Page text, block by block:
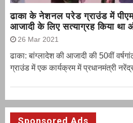
ढाका के नेशनल परेड ग्राउंड में पीएम
आजादी के लिए सत्याग्रह किया था
26 Mar 2021
ढाका: बांग्लादेश की आजादी की 50वीं
ग्राउंड में एक कार्यक्रम में प्रधानमंत्री नरेंद्र
Sponsored Ads